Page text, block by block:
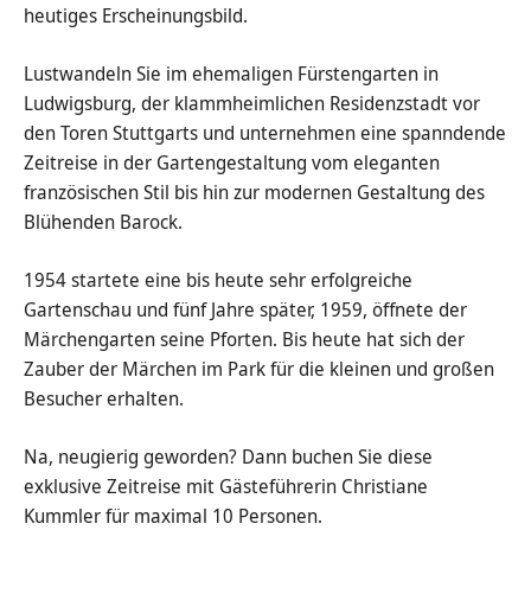
heutiges Erscheinungsbild.
Lustwandeln Sie im ehemaligen Fürstengarten in
Ludwigsburg, der klammheimlichen Residenzstadt vor
den Toren Stuttgarts und unternehmen eine spanndende
Zeitreise in der Gartengestaltung vom eleganten
französischen Stil bis hin zur modernen Gestaltung des
Blühenden Barock.
1954 startete eine bis heute sehr erfolgreiche
Gartenschau und fünf Jahre später, 1959, öffnete der
Märchengarten seine Pforten. Bis heute hat sich der
Zauber der Märchen im Park für die kleinen und großen
Besucher erhalten.
Na, neugierig geworden? Dann buchen Sie diese
exklusive Zeitreise mit Gästeführerin Christiane
Kummler für maximal 10 Personen.